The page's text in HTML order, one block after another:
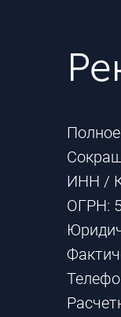
ИНН /
ОГРН: